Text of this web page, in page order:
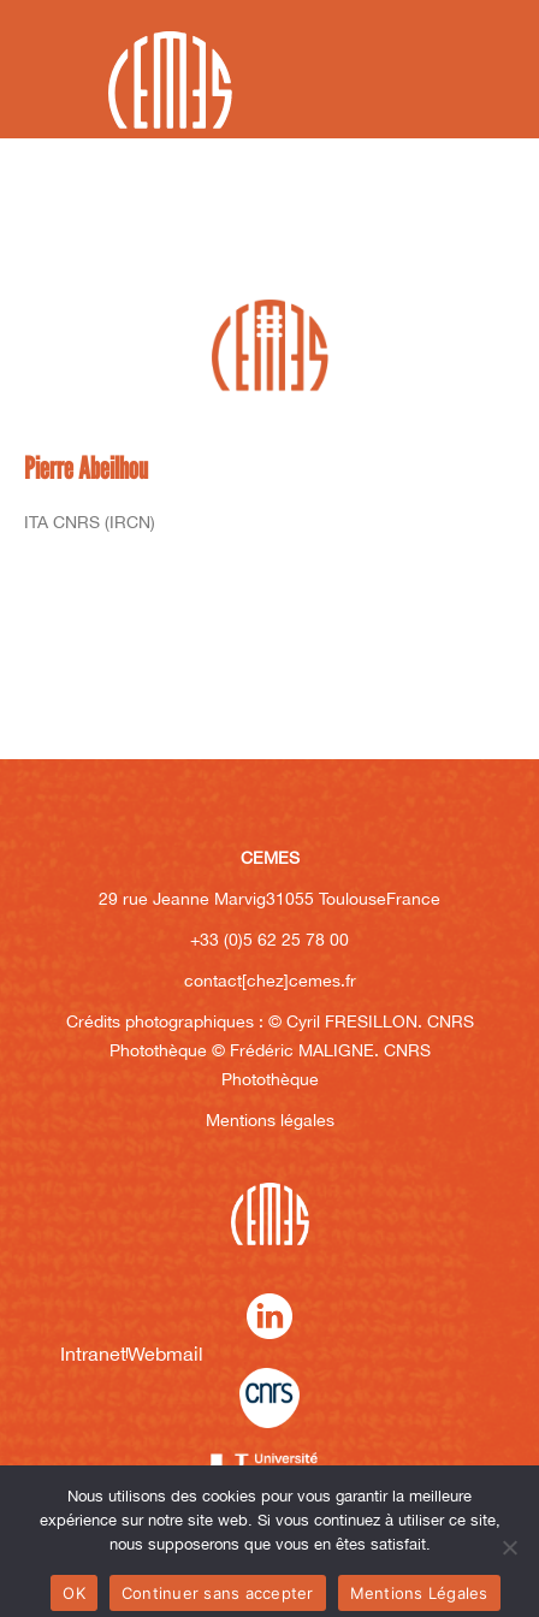
Pierre Abeilhou
ITA CNRS (IRCN)
CEMES
29 rue Jeanne Marvig31055 ToulouseFrance
+33 (0)5 62 25 78 00
contact[chez]cemes.fr
Crédits photographiques : © Cyril FRESILLON. CNRS
Photothèque © Frédéric MALIGNE. CNRS
Photothèque
Mentions légales
IntranetWebmail
Nous utilisons des cookies pour vous garantir la meilleure
expérience sur notre site web. Si vous continuez à utiliser ce site,
nous supposerons que vous en êtes satisfait.
OK Continuer sans accepter Mentions Légales